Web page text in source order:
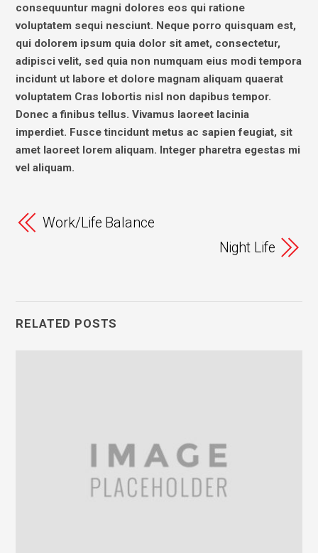
consequuntur magni dolores eos qui ratione
voluptatem sequi nesciunt. Neque porro quisquam est,
qui dolorem ipsum quia dolor sit amet, consectetur,
adipisci velit, sed quia non numquam eius modi tempora
incidunt ut labore et dolore magnam aliquam quaerat
voluptatem Cras lobortis nisl non dapibus tempor.
Donec a finibus tellus. Vivamus laoreet lacinia
imperdiet. Fusce tincidunt metus ac sapien feugiat, sit
amet laoreet lorem aliquam. Integer pharetra egestas mi
vel aliquam.
Work/Life Balance
Night Life
RELATED POSTS